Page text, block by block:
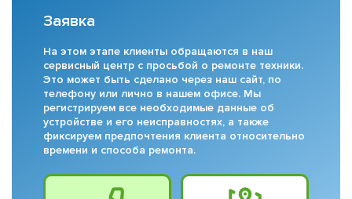
Заявка
На этом этапе клиенты обращаются в наш
сервисный центр с просьбой о ремонте техники.
Это может быть сделано через наш сайт, по
телефону или лично в нашем офисе. Мы
регистрируем все необходимые данные об
устройстве и его неисправностях, а также
фиксируем предпочтения клиента относительно
времени и способа ремонта.